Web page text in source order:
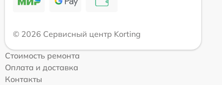
© 2026 Сервисный центр Korting
Стоимость ремонта
Оплата и доставка
Контакты